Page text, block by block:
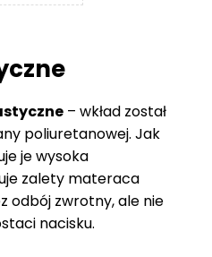
069 zł
– wkład został
poliuretanowej. Jak
je wysoka
zalety materaca
odbój zwrotny, ale nie
nacisku.